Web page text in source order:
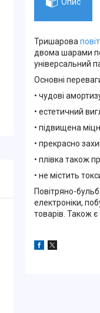
Тришарова
двома шарами
універсальний
Основні
• чудові
• естетичний
• підвищена
• прекрасно
• плівка також
• не містить
Повітряно-
електроніки,
товарів. Також